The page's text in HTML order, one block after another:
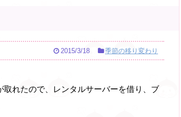
2015/3/18 季節の移り変わり
れたので、レンタルサーバーを借り、ブ